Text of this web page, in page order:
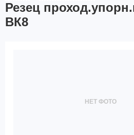
Резец
ВК8
НЕТ ФОТО